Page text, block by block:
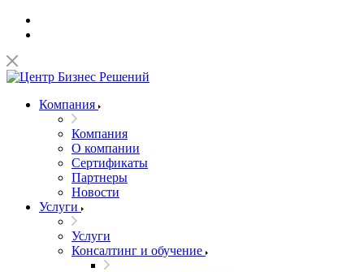
Компания
Компания
О компании
Сертификаты
Партнеры
Новости
Услуги
Услуги
Консалтинг и обучение